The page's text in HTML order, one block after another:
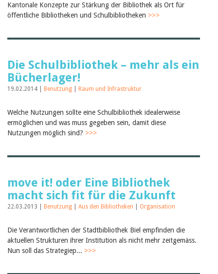
Kantonale Konzepte zur Stärkung der Bibliothek als Ort für
öffentliche Bibliotheken und Schulbibliotheken >>>
Die Schulbibliothek – mehr als ein
Bücherlager!
19.02.2014 | Benutzung Raum und Infrastruktur
Welche Nutzungen sollte eine Schulbibliothek idealerweise
ermöglichen und was muss gegeben sein, damit diese
Nutzungen möglich sind? >>>
move it! oder Eine Bibliothek
macht sich fit für die Zukunft
22.03.2013 | Benutzung Aus den Bibliotheken Organisation
Die Verantwortlichen der Stadtbibliothek Biel empfinden die
aktuellen Strukturen ihrer Institution als nicht mehr zeitgemäss.
Nun soll das Strategiep... >>>